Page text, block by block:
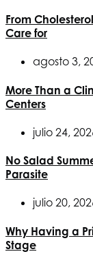
From
Care for
agosto 3,
More Than a
Centers
julio 24,
No Salad
Parasite
julio 20,
Why Having a
Stage